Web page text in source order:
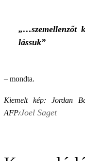
„…szemellenzőt
lássuk”
– mondta.
Kiemelt kép: Jordan
AFP/Joel Saget